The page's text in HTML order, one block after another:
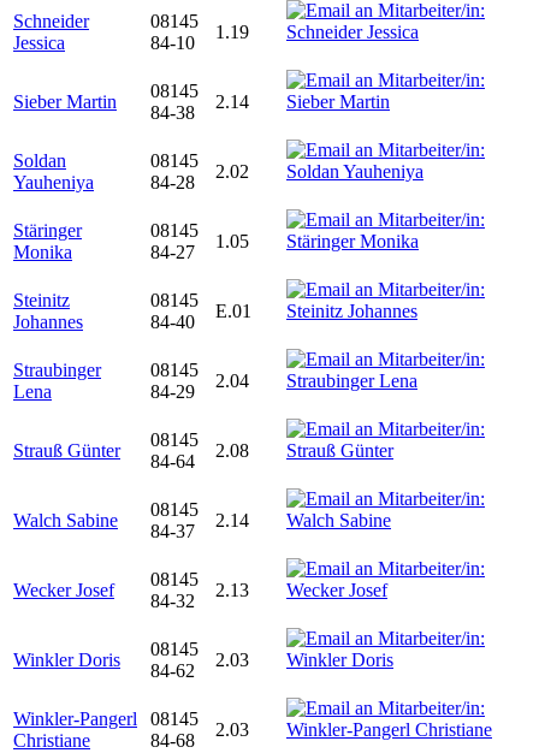
Schneider
Jessica
08145
84-10
1.19
Sieber Martin
08145
84-38
2.14
Soldan
Yauheniya
08145
84-28
2.02
Stäringer
Monika
08145
84-27
1.05
Steinitz
Johannes
08145
84-40
E.01
Straubinger
Lena
08145
84-29
2.04
Strauß Günter
08145
84-64
2.08
Walch Sabine
08145
84-37
2.14
Wecker Josef
08145
84-32
2.13
Winkler Doris
08145
84-62
2.03
Winkler-Pangerl
Christiane
08145
84-68
2.03